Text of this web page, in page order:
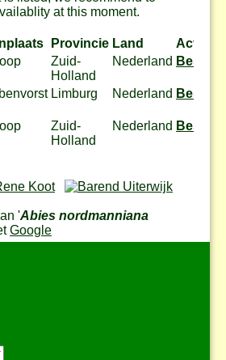
at this moment.
Provincie Land
Actie
Zuid-
Holland
Nederland Bestel
Limburg Nederland Bestel
Zuid-
Holland
Nederland Bestel
'Abies nordmanniana
Google